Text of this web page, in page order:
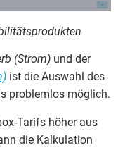
(Strom) und der
ist die Aus­wahl des
pro­blem­los möglich.
Tarifs höher aus
die Kal­ku­la­ti­on